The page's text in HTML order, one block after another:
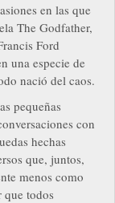
en las que
The Godfather,
Ford
una especie de
nació del caos.
pequeñas
con
hechas
que, juntos,
menos como
todos